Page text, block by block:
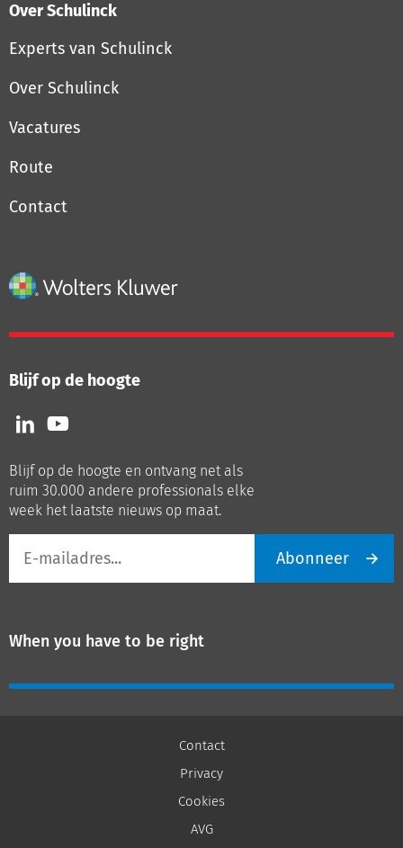
Over Schulinck
Experts van Schulinck
Over Schulinck
Vacatures
Route
Contact
Blijf op de hoogte
Volg
ons
LinkedIn
Volg
ons
Youtube
Blijf op de hoogte en ontvang net als
ruim 30.000 andere professionals elke
week het laatste nieuws op maat.
mailadres
Abonneer
When you have to be right
Contact
Privacy
Cookies
AVG